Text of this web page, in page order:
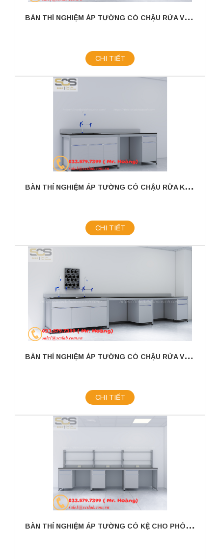
B
ÀN THÍ NGHIỆM ÁP TƯỜNG CÓ CHẬU RỬA VÀ GIÁ TREO KÍCH THƯỚC 3600X750X800MM
CHI TIẾT
B
ÀN THÍ NGHIỆM ÁP TƯỜNG CÓ CHẬU RỬA KÍCH THƯỚC 2400X750X800MM
CHI TIẾT
B
ÀN THÍ NGHIỆM ÁP TƯỜNG CÓ CHẬU RỬA VÀ GIÁ TREO KÍCH THƯỚC 3000X750X800MM
CHI TIẾT
B
ÀN THÍ NGHIỆM ÁP TƯỜNG CÓ KỆ CHO PHÒNG THÍ NGHIỆM KÍCH THƯỚC 3600MM